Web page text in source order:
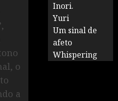
o
a
Inori.
Yuri
Um sinal de
afeto
Whispering